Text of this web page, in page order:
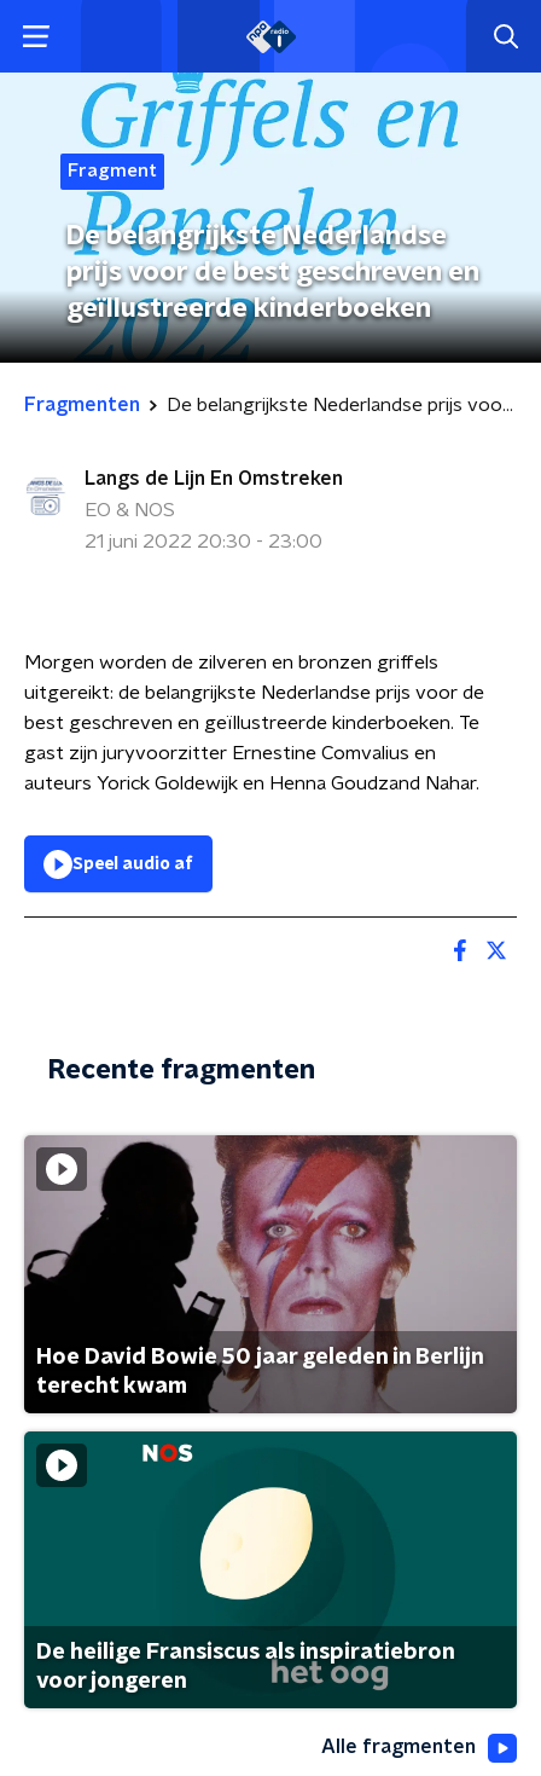
Fragment
De belangrijkste Nederlandse
prijs voor de best geschreven en
geïllustreerde kinderboeken
Fragmenten De belangrijkste Nederlandse prijs voor de best geschreven en geïllustreerde kinderboeken
Langs de Lijn En Omstreken
EO & NOS
21 juni 2022 20:30 - 23:00
Morgen worden de zilveren en bronzen griffels
uitgereikt: de belangrijkste Nederlandse prijs voor de
best geschreven en geïllustreerde kinderboeken. Te
gast zijn juryvoorzitter Ernestine Comvalius en
auteurs Yorick Goldewijk en Henna Goudzand Nahar.
Speel audio af
Recente fragmenten
Hoe David Bowie 50 jaar geleden in Berlijn
terecht kwam
De heilige Fransiscus als inspiratiebron
voor jongeren
Alle fragmenten